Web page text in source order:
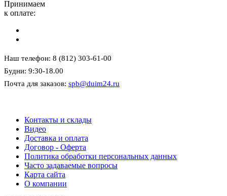
Принимаем
к оплате:
Наш телефон: 8 (812) 303-61-00
Будни: 9:30-18.00
Почта для заказов: spb@duim24.ru
Контакты и склады
Видео
Доставка и оплата
Договор - Оферта
Политика обработки персональных данных
Часто задаваемые вопросы
Карта сайта
О компании